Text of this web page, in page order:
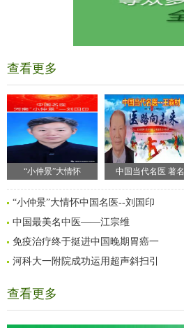
查看更多
“小仲景”大情怀 中国当代名医 著名
“小仲景”大情怀中国名医--刘国印
中国最美名中医——江宗维
免疫治疗终于挺进中国晚期胃癌一
河科大一附院成功运用超声斜扫引
查看更多